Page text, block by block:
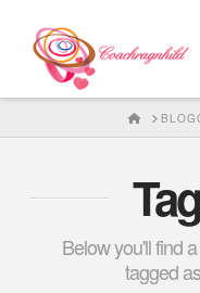
HOME
Below you'll find
tagged as